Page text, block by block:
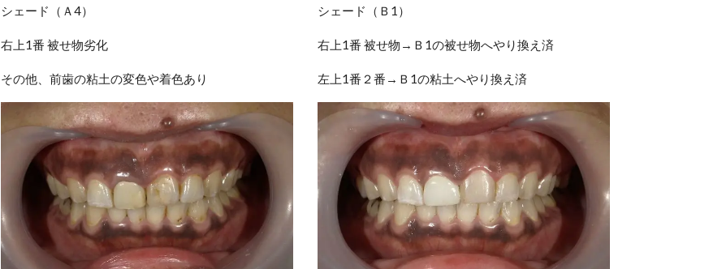
シェード（Ａ4）
右上1番 被せ物劣化
その他、前歯の粘土の変色や着色あり
シェード（Ｂ1）
右上1番 被せ物→Ｂ1の被せ物へやり換え済
左上1番２番→Ｂ1の粘土へやり換え済